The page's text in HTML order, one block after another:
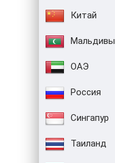
Китай
Мальдивы
ОАЭ
Россия
Сингапур
Таиланд